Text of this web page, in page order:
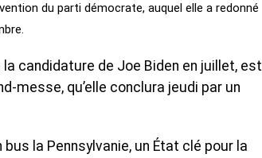
du parti démocrate, auquel elle a redonné
candidature de Joe Biden en juillet, est
messe, qu’elle conclura jeudi par un
la Pennsylvanie, un État clé pour la